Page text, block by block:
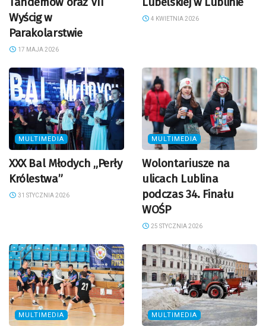
Wyścig w
Parakolarstwie
17 MAJA 2026
4 KWIETNIA 2026
MULTIMEDIA
XXX Bal Młodych „Perły
Królestwa”
31 STYCZNIA 2026
MULTIMEDIA
Wolontariusze na
ulicach Lublina
podczas 34. Finału
WOŚP
25 STYCZNIA 2026
MULTIMEDIA MULTIMEDIA